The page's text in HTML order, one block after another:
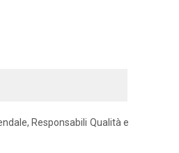
Responsabili Qualità e